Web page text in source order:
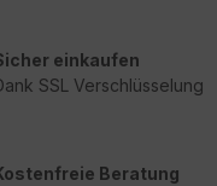
einkaufen
SSL Verschlüsselung
Beratung